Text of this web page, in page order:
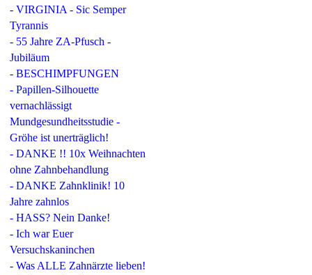
- VIRGINIA - Sic Semper
Tyrannis
- 55 Jahre ZA-Pfusch -
Jubiläum
- BESCHIMPFUNGEN
- Papillen-Silhouette
vernachlässigt
Mundgesundheitsstudie -
Gröhe ist unerträglich!
- DANKE !! 10x Weihnachten
ohne Zahnbehandlung
- DANKE Zahnklinik! 10
Jahre zahnlos
- HASS? Nein Danke!
- Ich war Euer
Versuchskaninchen
- Was ALLE Zahnärzte lieben!